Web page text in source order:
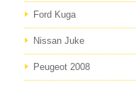
Ford Kuga
Nissan Juke
Peugeot 2008